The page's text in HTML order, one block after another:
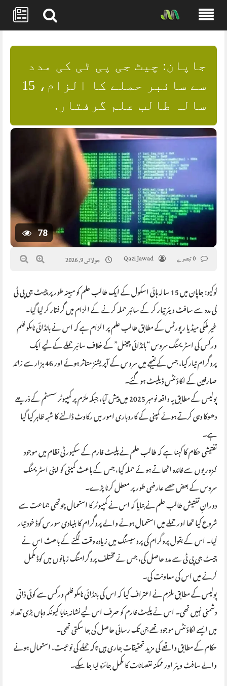
content
جاپان: چیٹ جی پی ٹی کی مدد
سے سائبر حملے کا الزام، 15
سالہ طالب علم گرفتار.
78
Qazi Jawad جولائی 9, 2026
ٹوکیو: جاپان میں 15 سالہ ہائی اسکول کے ایک طالب علم کو مبینہ طور پر چیٹ جی پی ٹی
کی مدد سے سافٹ ویئر تیار کر کے سائبر حملہ کرنے کے الزام میں گرفتار کر لیا گیا۔
غیر ملکی میڈیا رپورٹس کے مطابق طالب علم پر الزام ہے کہ اس نے بانڈائی نامکو فلم
ورکس کی اسٹریمنگ سروس “بانڈائی چینل” کے خلاف سائبر حملے کے لیے ایک
پروگرام تیار کیا، جس کے نتیجے میں سروس کے آپریشنز متاثر ہوئے اور 46 ہزار سے زائد
صارفین کے اکاؤنٹس ڈیلیٹ ہو گئے۔
پولیس کے مطابق یہ واقعہ نومبر 2025 میں پیش آیا، جبکہ ملزم پر کمپیوٹر سسٹم کے ذریعے
دھوکا دہی کرتے ہوئے کمپنی کے کاروباری امور میں رکاوٹ ڈالنے کا شبہ ظاہر کیا گیا
ہے۔
تفتیشی حکام کا کہنا ہے کہ طالب علم نے پلیٹ فارم کے سکیورٹی نظام میں موجود
کمزوریوں سے فائدہ اٹھاتے ہوئے حملہ کیا، جس کے باعث کمپنی کو اپنی اسٹریمنگ
سروس کے بعض حصے عارضی طور پر معطل کرنا پڑے۔
دورانِ تفتیش طالب علم نے بتایا کہ اس نے کمپیوٹر کا استعمال چوتھی جماعت سے
شروع کیا تھا اور حملے میں استعمال ہونے والے پروگرام کا بنیادی سورس کوڈ خود تیار
کیا۔ اس کے بقول پروگرام کی پروسیسنگ میں زیادہ وقت لگنے کے باعث اس نے
چیٹ جی پی ٹی سے مدد حاصل کی، جس نے مختلف پروگرامنگ زبانوں میں کوڈ مکمل
کرنے میں اس کی معاونت کی۔
پولیس کے مطابق ملزم نے اعتراف کیا کہ اس کی بانڈائی نامکو فلم ورکس سے کوئی ذاتی
دشمنی نہیں تھی۔ اس نے پلیٹ فارم کو صرف اس لیے نشانہ بنایا کیونکہ وہاں بڑی تعداد
میں ایسے اکاؤنٹس موجود تھے جن تک رسائی حاصل کی جا سکتی تھی۔
حکام کے مطابق واقعے کی مزید تحقیقات جاری ہیں تاکہ حملے کی نوعیت، استعمال ہونے
والے سافٹ ویئر اور ممکنہ نقصانات کا مکمل جائزہ لیا جا سکے۔